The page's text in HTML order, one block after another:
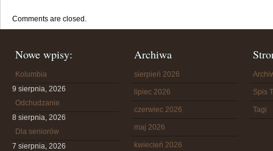
Comments are closed.
Nowe wpisy:
Kolumbia
9 sierpnia, 2026
Odchudzanie
8 sierpnia, 2026
Dla seniorów
7 sierpnia, 2026
Archiwa
sierpień 2026
lipiec 2026
czerwiec 2026
maj 2026
kwiecień 2026
Spis
Tagi